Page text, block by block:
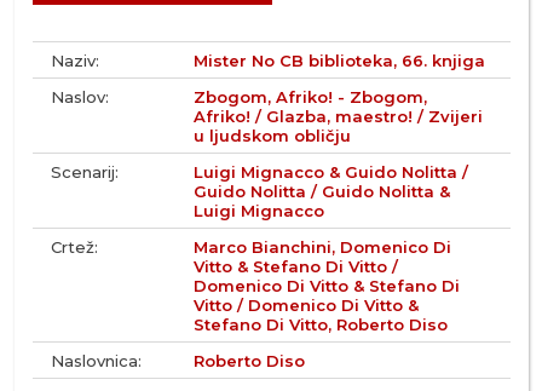
Naziv:
Mister No CB biblioteka, 66. knjiga
Naslov:
Zbogom, Afriko! - Zbogom,
Afriko! / Glazba, maestro! / Zvijeri
u ljudskom obličju
Scenarij:
Luigi Mignacco & Guido Nolitta /
Guido Nolitta / Guido Nolitta &
Luigi Mignacco
Crtež:
Marco Bianchini, Domenico Di
Vitto & Stefano Di Vitto /
Domenico Di Vitto & Stefano Di
Vitto / Domenico Di Vitto &
Stefano Di Vitto, Roberto Diso
Naslovnica:
Roberto Diso